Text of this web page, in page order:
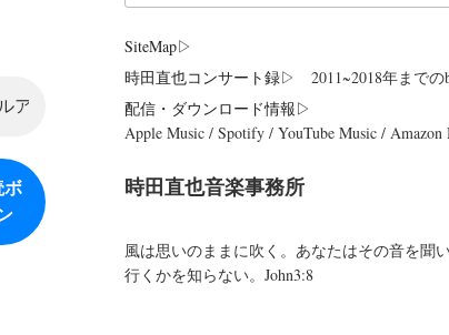
SiteMap▷
時田直也コンサート録▷ 2011~2018年までの
配信・ダウンロード情報▷
Apple Music / Spotify / YouTube Music /
時田直也音楽事務所
風は思いのままに吹く。あなたはその音を聞
行くかを知らない。John3:8